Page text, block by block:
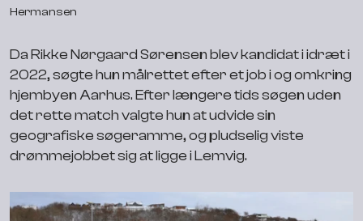
Hermansen
Da Rikke Nørgaard Sørensen blev kandidat i idræt i
2022, søgte hun målrettet efter et job i og omkring
hjembyen Aarhus. Efter længere tids søgen uden
det rette match valgte hun at udvide sin
geografiske søgeramme, og pludselig viste
drømmejobbet sig at ligge i Lemvig.